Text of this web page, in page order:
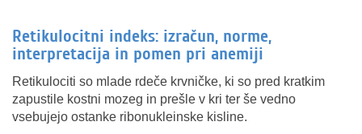
Retikulocitni indeks: izračun, norme,
interpretacija in pomen pri anemiji
Retikulociti so mlade rdeče krvničke, ki so pred kratkim
zapustile kostni mozeg in prešle v kri ter še vedno
vsebujejo ostanke ribonukleinske kisline.